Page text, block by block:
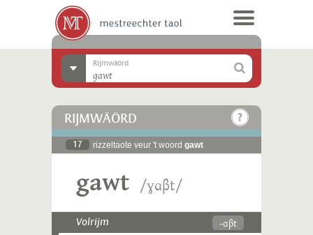
Rijmwäörd
RIJMWÄÖRD
17 rizzeltaote veur 't woord gawt
gawt /ɣɑβt/
Volrijm -ɑβt